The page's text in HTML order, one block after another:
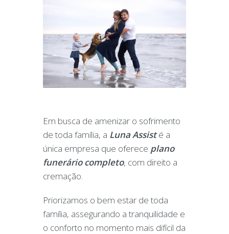
Em busca de amenizar o sofrimento
de toda família, a Luna Assisté a
única empresa que oferece plano
funerário completo, com direito a
cremação.
Priorizamos o bem estar de toda
família, assegurando a tranquilidade e
o conforto no momento mais difícil da